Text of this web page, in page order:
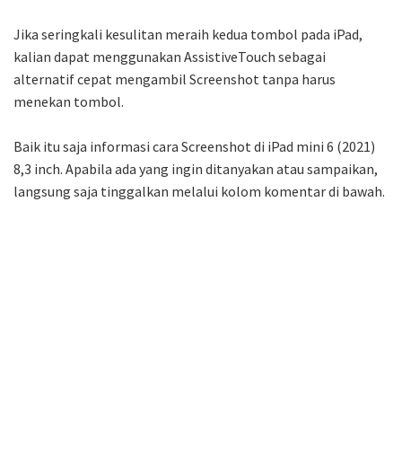
Jika seringkali kesulitan meraih kedua tombol pada iPad,
kalian dapat menggunakan AssistiveTouch sebagai
alternatif cepat mengambil Screenshot tanpa harus
menekan tombol.
Baik itu saja informasi cara Screenshot di iPad mini 6 (2021)
8,3 inch. Apabila ada yang ingin ditanyakan atau sampaikan,
langsung saja tinggalkan melalui kolom komentar di bawah.